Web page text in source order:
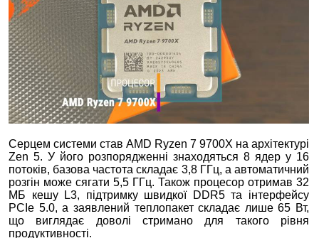
Серцем системи став AMD Ryzen 7 9700X на архітектурі
Zen 5. У його розпорядженні знаходяться 8 ядер у 16
потоків, базова частота складає 3,8 ГГц, а автоматичний
розгін може сягати 5,5 ГГц. Також процесор отримав 32
МБ кешу L3, підтримку швидкої DDR5 та інтерфейсу
PCIe 5.0, а заявлений теплопакет складає лише 65 Вт,
що виглядає доволі стримано для такого рівня
продуктивності.